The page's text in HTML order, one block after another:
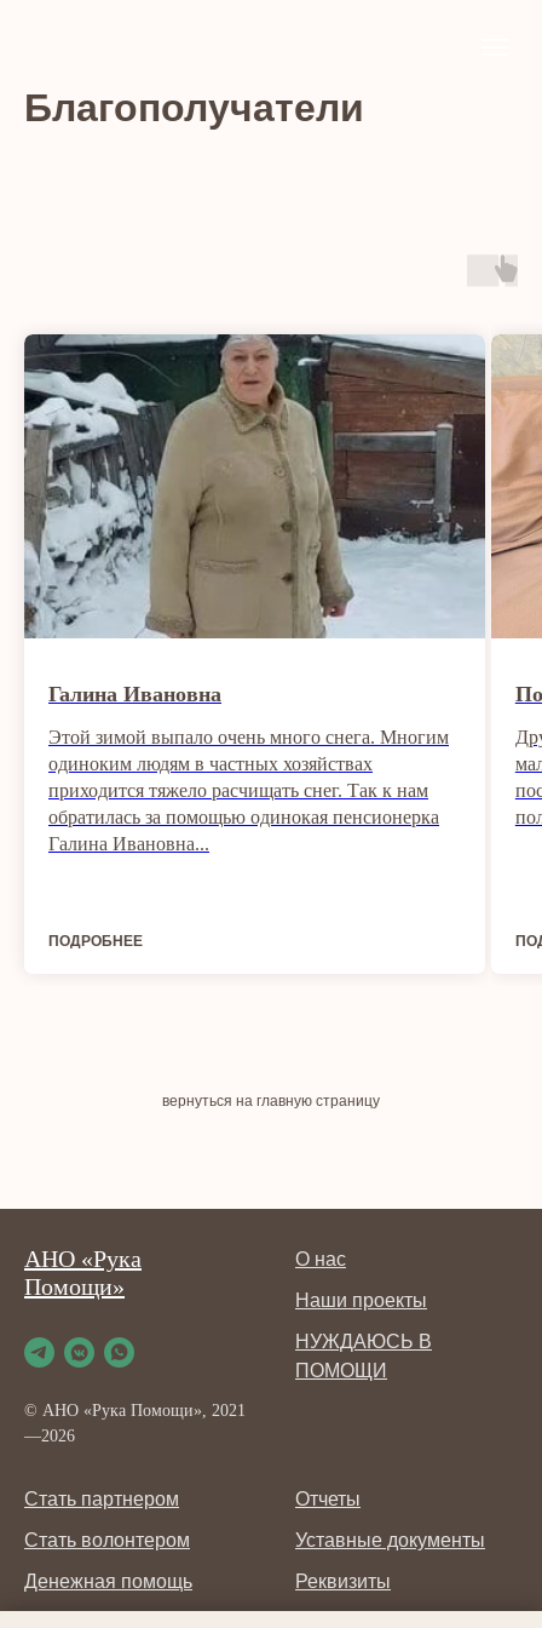
Благополучатели
Галина Ивановна
Этой зимой выпало очень много снега. Многим
одиноким людям в частных хозяйствах
приходится тяжело расчищать снег. Так к нам
обратилась за помощью одинокая пенсионерка
Галина Ивановна...
ПОДРОБНЕЕ
вернуться на главную страницу
АНО «Рука
Помощи»
© АНО «Рука Помощи», 2021
—2026
О нас
Наши проекты
НУЖДАЮСЬ В
ПОМОЩИ
Стать партнером
Стать волонтером
Денежная помощь
Отчеты
Уставные документы
Реквизиты